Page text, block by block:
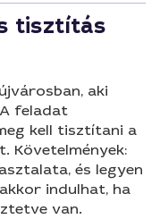
tisztítás
aki
feladat
kell tisztítani a
Követelmények:
és legyen
indulhat, ha
van.